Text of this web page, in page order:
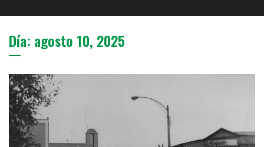
Día: agosto 10, 2025